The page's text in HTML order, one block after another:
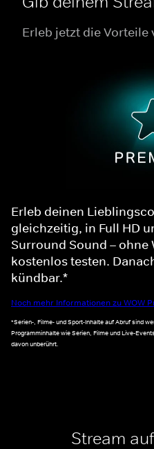
Erleb jetzt die Vorteile
Erleb deinen
gleichzeitig, in Full HD
Surround Sound – ohne
kostenlos testen.
kündbar.*
Noch mehr Informationen zu WOW
*Serien-, Filme- und Sport-Inhalte auf Abruf sind
Programminhalte wie Serien, Filme und Live-
davon unberührt.
Stream